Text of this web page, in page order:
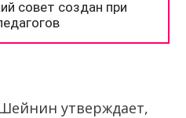
утверждает,